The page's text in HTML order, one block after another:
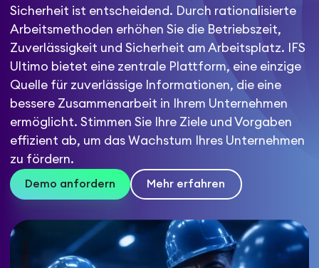
Sicherheit ist entscheidend. Durch rationalisierte
Arbeitsmethoden erhöhen Sie die Betriebszeit,
Zuverlässigkeit und Sicherheit am Arbeitsplatz. IFS
Ultimo bietet eine zentrale Plattform, eine einzige
Quelle für zuverlässige Informationen, die eine
bessere Zusammenarbeit in Ihrem Unternehmen
ermöglicht. Stimmen Sie Ihre Ziele und Vorgaben
effizient ab, um das Wachstum Ihres Unternehmen
zu fördern.
Demo anfordern Mehr erfahren